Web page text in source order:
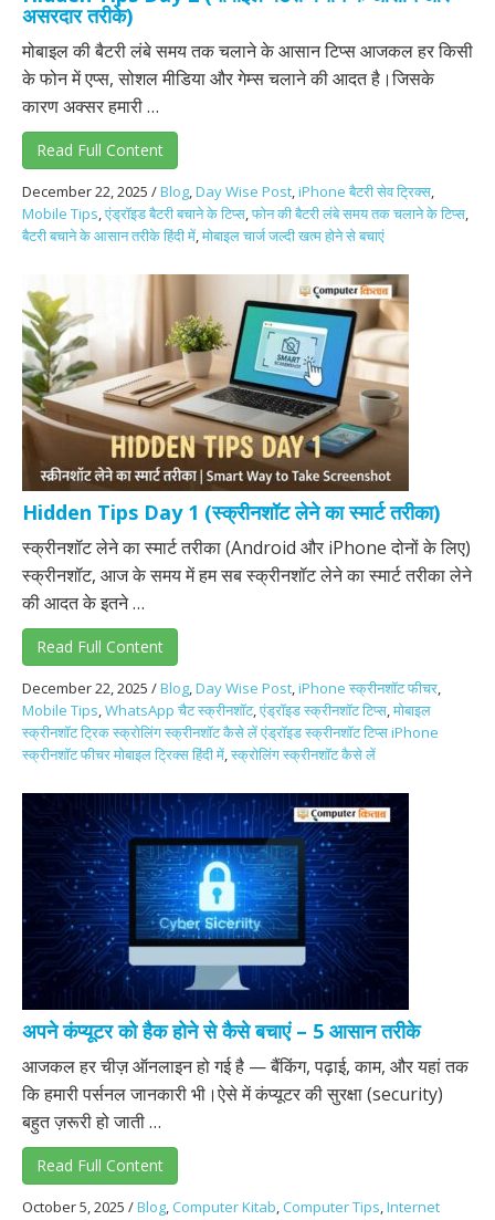
असरदार तरीके)
मोबाइल की बैटरी लंबे समय तक चलाने के आसान टिप्स आजकल हर किसी
के फोन में एप्स, सोशल मीडिया और गेम्स चलाने की आदत है।जिसके
कारण अक्सर हमारी …
Read Full Content
December 22, 2025 /Blog,Day Wise Post,iPhone बैटरी सेव ट्रिक्स,
Mobile Tips,एंड्रॉइड बैटरी बचाने के टिप्स,फोन की बैटरी लंबे समय तक चलाने के टिप्स,
बैटरी बचाने के आसान तरीके हिंदी में,मोबाइल चार्ज जल्दी खत्म होने से बचाएं
Hidden Tips Day 1 (स्क्रीनशॉट लेने का स्मार्ट तरीका)
स्क्रीनशॉट लेने का स्मार्ट तरीका (Android और iPhone दोनों के लिए)
स्क्रीनशॉट, आज के समय में हम सब स्क्रीनशॉट लेने का स्मार्ट तरीका लेने
की आदत के इतने …
Read Full Content
December 22, 2025 /Blog,Day Wise Post,iPhone स्क्रीनशॉट फीचर,
Mobile Tips,WhatsApp चैट स्क्रीनशॉट,एंड्रॉइड स्क्रीनशॉट टिप्स,मोबाइल
स्क्रीनशॉट ट्रिक स्क्रोलिंग स्क्रीनशॉट कैसे लें एंड्रॉइड स्क्रीनशॉट टिप्स iPhone
स्क्रीनशॉट फीचर मोबाइल ट्रिक्स हिंदी में,स्क्रोलिंग स्क्रीनशॉट कैसे लें
अपने कंप्यूटर को हैक होने से कैसे बचाएं – 5 आसान तरीके
आजकल हर चीज़ ऑनलाइन हो गई है — बैंकिंग, पढ़ाई, काम, और यहां तक
कि हमारी पर्सनल जानकारी भी।ऐसे में कंप्यूटर की सुरक्षा (security)
बहुत ज़रूरी हो जाती …
Read Full Content
October 5, 2025 /Blog, Computer Kitab, Computer Tips,Internet